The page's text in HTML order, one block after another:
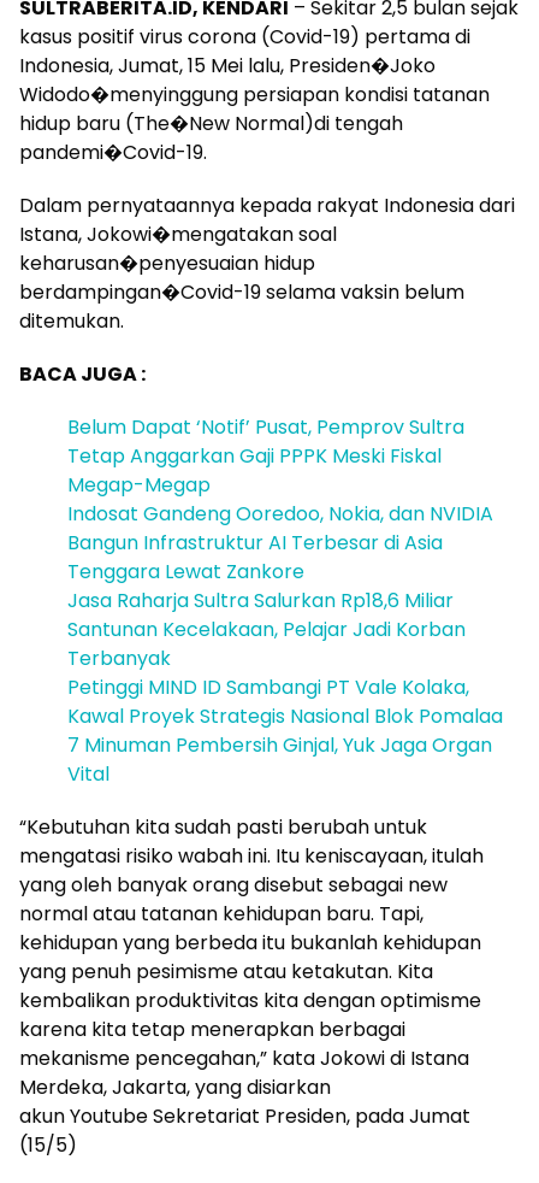
SULTRABERITA.ID, KENDARI – Sekitar 2,5 bulan sejak
kasus positif virus corona (Covid-19) pertama di
Indonesia, Jumat, 15 Mei lalu, Presiden�Joko
Widodo�menyinggung persiapan kondisi tatanan
hidup baru (The�New Normal)di tengah
pandemi�Covid-19.
Dalam pernyataannya kepada rakyat Indonesia dari
Istana, Jokowi�mengatakan soal
keharusan�penyesuaian hidup
berdampingan�Covid-19 selama vaksin belum
ditemukan.
BACA JUGA :
Belum Dapat ‘Notif’ Pusat, Pemprov Sultra
Tetap Anggarkan Gaji PPPK Meski Fiskal
Megap-Megap
Indosat Gandeng Ooredoo, Nokia, dan NVIDIA
Bangun Infrastruktur AI Terbesar di Asia
Tenggara Lewat Zankore
Jasa Raharja Sultra Salurkan Rp18,6 Miliar
Santunan Kecelakaan, Pelajar Jadi Korban
Terbanyak
Petinggi MIND ID Sambangi PT Vale Kolaka,
Kawal Proyek Strategis Nasional Blok Pomalaa
7 Minuman Pembersih Ginjal, Yuk Jaga Organ
Vital
“Kebutuhan kita sudah pasti berubah untuk
mengatasi risiko wabah ini. Itu keniscayaan, itulah
yang oleh banyak orang disebut sebagai new
normal atau tatanan kehidupan baru. Tapi,
kehidupan yang berbeda itu bukanlah kehidupan
yang penuh pesimisme atau ketakutan. Kita
kembalikan produktivitas kita dengan optimisme
karena kita tetap menerapkan berbagai
mekanisme pencegahan,” kata Jokowi di Istana
Merdeka, Jakarta, yang disiarkan
akun Youtube Sekretariat Presiden, pada Jumat
(15/5)